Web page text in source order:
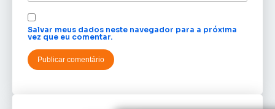
Salvar meus dados neste navegador para a próxima
vez que eu comentar.